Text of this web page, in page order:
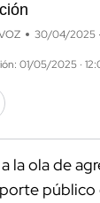
30/04/2025
01/05/2025 ·
la ola de
público